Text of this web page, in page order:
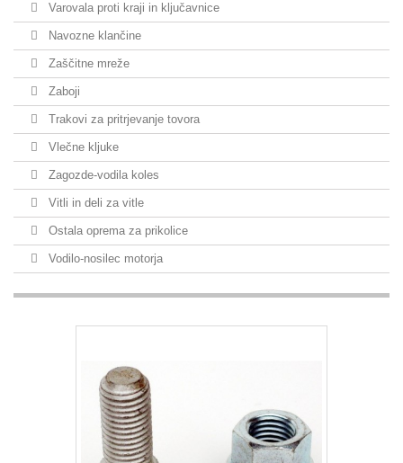
Varovala proti kraji in ključavnice
Navozne klančine
Zaščitne mreže
Zaboji
Trakovi za pritrjevanje tovora
Vlečne kljuke
Zagozde-vodila koles
Vitli in deli za vitle
Ostala oprema za prikolice
Vodilo-nosilec motorja